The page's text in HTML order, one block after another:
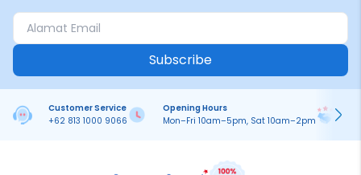
Subscribe
Customer Service
+62 813 1000 9066
Opening Hours
Mon–Fri 10am–5pm, Sat 10am–2pm